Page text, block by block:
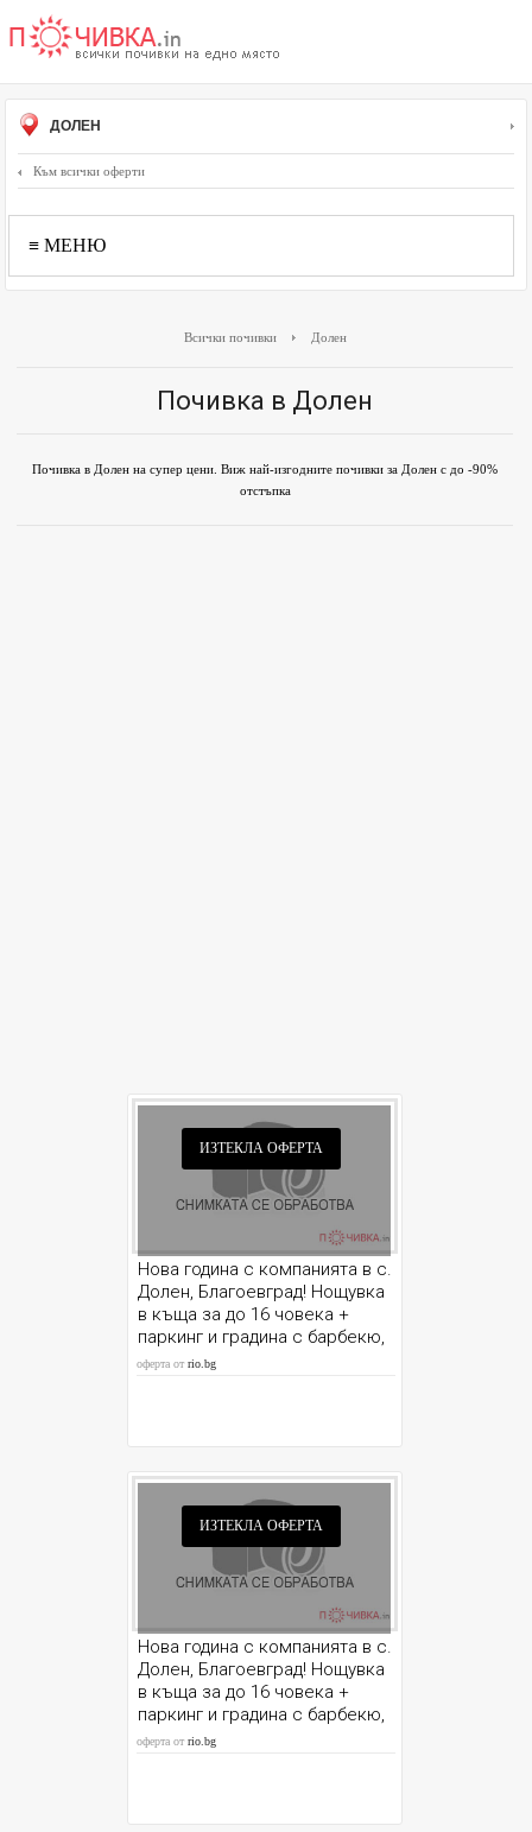
ДОЛЕН
Към всички оферти
≡ МЕНЮ
Всички почивки Долен
Почивка в Долен
Почивка в Долен на супер цени. Виж най-изгодните почивки за Долен с до -90%
отстъпка
ИЗТЕКЛА ОФЕРТА
Нова година с компанията в с.
Долен, Благоевград! Нощувка
в къща за до 16 човека +
паркинг и градина с барбекю,
от Шаркова къща
оферта отrio.bg
ИЗТЕКЛА ОФЕРТА
Нова година с компанията в с.
Долен, Благоевград! Нощувка
в къща за до 16 човека +
паркинг и градина с барбекю,
от Шарковата къща
оферта отrio.bg